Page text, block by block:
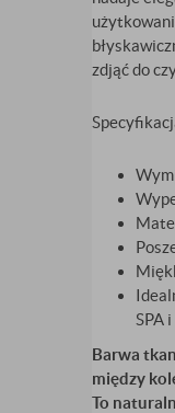
zdjąć do
SPA
Barwa
między
To